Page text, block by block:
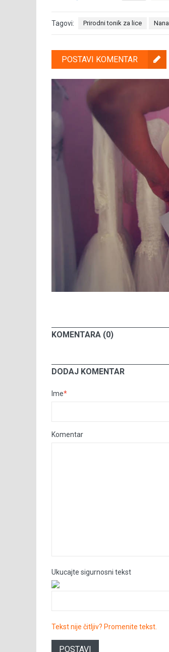
Tagovi: Prirodni tonik za lice Nana
POSTAVI KOMENTAR
KOMENTARA (0)
DODAJ KOMENTAR
Ime*
Komentar
Ukucajte sigurnosni tekst
Tekst nije čitljiv? Promenite tekst.
POSTAVI